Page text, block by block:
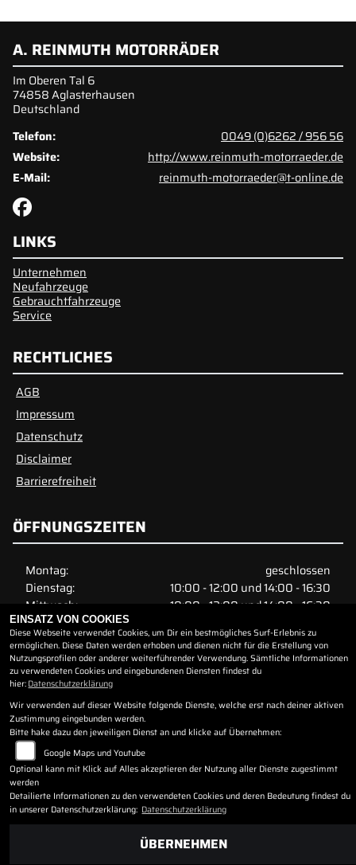
A. REINMUTH MOTORRÄDER
Im Oberen Tal 6
74858 Aglasterhausen
Deutschland
Telefon:
0049 (0)6262 / 956 56
Website:
http://www.reinmuth-motorraeder.de
E-Mail:
reinmuth-motorraeder@t-online.de
LINKS
Unternehmen
Neufahrzeuge
Gebrauchtfahrzeuge
Service
RECHTLICHES
AGB
Impressum
Datenschutz
Disclaimer
Barrierefreiheit
ÖFFNUNGSZEITEN
Montag:
geschlossen
Dienstag:
10:00 - 12:00 und 14:00 - 16:30
Mittwoch:
10:00 - 12:00 und 14:00 - 16:30
Donnerstag:
Freitag:
10:00 - 12:00 und 14:00 - 16:30
Samstag:
geschlossen
Sonntag:
( Montags geschlossen )
Di. - Fr. - 10:00 - 12:00 Uhr
Di. - Fr. - 14:00 - 16:30 Uhr
( Samstags geschlossen oder nach Vereinbarung )
EINSATZ VON COOKIES
Diese Webseite verwendet Cookies, um Dir ein bestmögliches Surf-Erlebnis zu
ermöglichen. Diese Daten werden erhoben und dienen nicht für die Erstellung von
Nutzungsprofilen oder anderer weiterführender Verwendung. Sämtliche Informationen
zu verwendeten Cookies und eingebundenen Diensten findest du
hier:Datenschutzerklärung
Wir verwenden auf dieser Website folgende Dienste, welche erst nach deiner aktiven
Zustimmung eingebunden werden.
Bitte hake dazu den jeweiligen Dienst an und klicke auf Übernehmen:
Google Maps und Youtube
Optional kann mit Klick auf Alles akzeptieren der Nutzung aller Dienste zugestimmt
werden
Detailierte Informationen zu den verwendeten Cookies und deren Bedeutung findest du
in unserer Datenschutzerklärung: Datenschutzerklärung
ÜBERNEHMEN